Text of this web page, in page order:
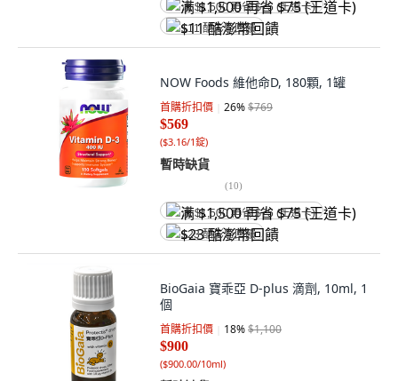
满 $1,500 再省 $75 (王道卡)
$11 酷澎幣回饋
NOW Foods 維他命D, 180顆, 1罐
首購折扣價 26%$769
$569
($3.16/1錠)
暫時缺貨
(10)
满 $1,500 再省 $75 (王道卡)
$23 酷澎幣回饋
BioGaia 寶乖亞 D-plus 滴劑, 10ml, 1
個
首購折扣價 18%$1,100
$900
($900.00/10ml)